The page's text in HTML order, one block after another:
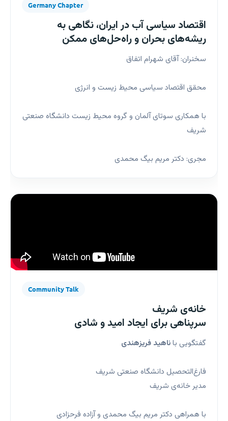
Germany Chapter
اقتصاد سیاسی آب در ایران، نگاهی به
ریشه‌های بحران و راه‌حل‌های ممکن
سخنران: آقای شهرام اتفاق
محقق اقتصاد سیاسی محیط زیست و انرژی
با همکاری سوتای آلمان و گروه محیط زیست دانشگاه صنعتی
شریف
مجری: دکتر مریم بیگ محمدی
Community Talk
خانه‌ی شریف
سرپناهی برای ایجاد امید و شادی
گفتگویی باناهید فریزهندی
فارغ‌التحصیل دانشگاه صنعتی شریف
مدیر خانه‌ی شریف
با همراهی دکتر مریم بیگ محمدی و آزاده فرحزادی